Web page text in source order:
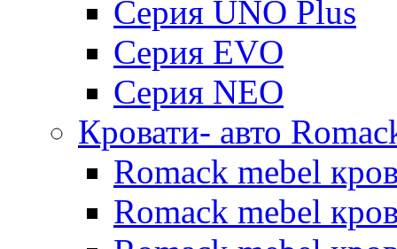
Серия UNO Plus
Серия EVO
Серия NEO
Кровати- авто
Romack mebel
Romack mebel